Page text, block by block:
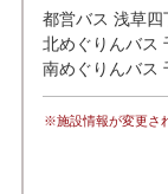
都営バス 浅草四
北めぐりんバス
南めぐりんバス
※施設情報が変更さ